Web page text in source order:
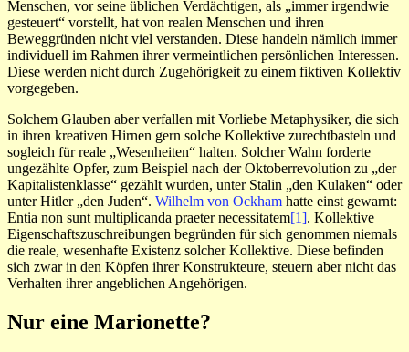
Menschen, vor seine üblichen Verdächtigen, als „immer irgendwie
gesteuert“ vorstellt, hat von realen Menschen und ihren
Beweggründen nicht viel verstanden. Diese handeln nämlich immer
individuell im Rahmen ihrer vermeintlichen persönlichen Interessen.
Diese werden nicht durch Zugehörigkeit zu einem fiktiven Kollektiv
vorgegeben.
Solchem Glauben aber verfallen mit Vorliebe Metaphysiker, die sich
in ihren kreativen Hirnen gern solche Kollektive zurechtbasteln und
sogleich für reale „Wesenheiten“ halten. Solcher Wahn forderte
ungezählte Opfer, zum Beispiel nach der Oktoberrevolution zu „der
Kapitalistenklasse“ gezählt wurden, unter Stalin „den Kulaken“ oder
unter Hitler „den Juden“. Wilhelm von Ockham hatte einst gewarnt:
Entia non sunt multiplicanda praeter necessitatem[1]. Kollektive
Eigenschaftszuschreibungen begründen für sich genommen niemals
die reale, wesenhafte Existenz solcher Kollektive. Diese befinden
sich zwar in den Köpfen ihrer Konstrukteure, steuern aber nicht das
Verhalten ihrer angeblichen Angehörigen.
Nur eine Marionette?